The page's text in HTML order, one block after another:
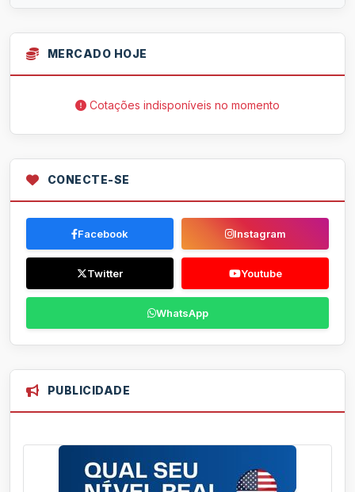
MERCADO HOJE
Cotações indisponíveis no momento
CONECTE-SE
Facebook Instagram
Twitter Youtube
WhatsApp
PUBLICIDADE